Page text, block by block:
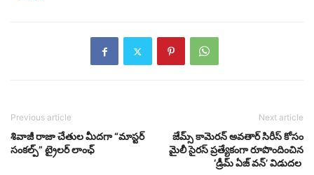
Previous article
శివాజీ రాజా చేతుల మీదగా “మాస్టర్
సంకల్ప్” ట్రైలర్ లాంఛ్
Next article
జేమ్స్ కామెరన్ అవతార్ సిరీస్‌ కోసం
మైలీ సైరస్ ప్రత్యేకంగా రూపొందించిన
‘డ్రీమ్ ఏజ్ వన్’ విడుదల